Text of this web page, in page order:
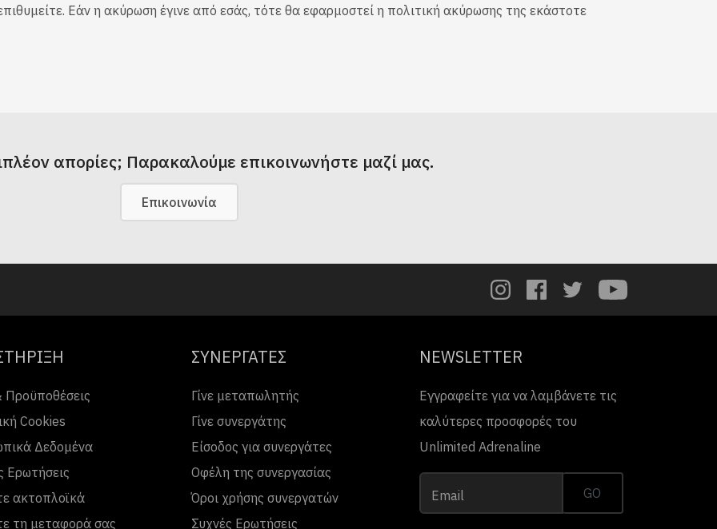
Εάν η ακύρωση έγινε από εσάς, τότε θα εφαρμοστεί η πολιτική ακύρωσης της εκάστοτε
απορίες; Παρακαλούμε επικοινωνήστε μαζί μας.
Επικοινωνία
Προϋποθέσεις
Cookies
Δεδομένα
Ερωτήσεις
ακτοπλοϊκά
τη μεταφορά σας
ΣΥΝΕΡΓΑΤΕΣ
Γίνε μεταπωλητής
Γίνε συνεργάτης
Είσοδος για συνεργάτες
Οφέλη της συνεργασίας
Όροι χρήσης συνεργατών
Συχνές Ερωτήσεις
NEWSLETTER
Εγγραφείτε για να λαμβάνετε τις
καλύτερες προσφορές του
Unlimited Adrenaline
Email GO